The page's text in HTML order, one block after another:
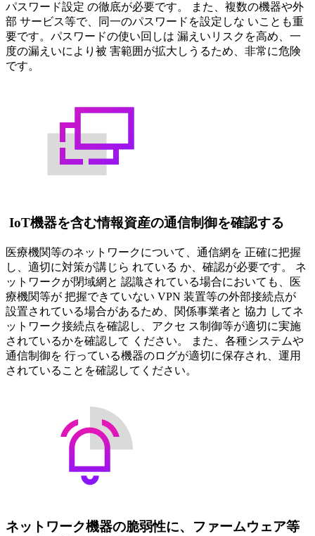
パスワード設定 の徹底が必要です。 また、複数の機器や外
部 サービス等で、同一のパスワードを設定しな いことも重
要です。パスワードの使い回しは 漏えいリスクを高め、一
度の漏えいにより被 害範囲が拡大しうるため、非常に危険
です。
IoT機器を含む情報資産の通信制御を確認する
医療機関等のネットワークについて、通信網を 正確に把握
し、適切に対策が講じら れている か、確認が必要です。 ネ
ットワークが閉域網と 認識されている場合においても、医
療機関等が 把握できていない VPN 装置等の外部接続点が
設置されている場合があるため、関係事業者と 協力 してネ
ットワーク接続点を確認し、アクセ ス制御等が適切に実施
されているかを確認して ください。 また、各種システムや
通信制御を 行っている機器のログが適切に保存され、運用
されていることを確認してください。
ネットワーク機器の脆弱性に、ファームウェア等